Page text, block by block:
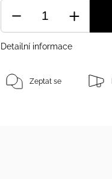
Detailní informace
Zeptat se